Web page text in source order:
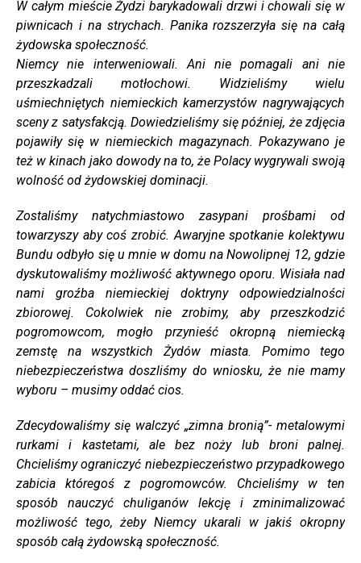
W całym mieście Żydzi barykadowali drzwi i chowali się w
piwnicach i na strychach. Panika rozszerzyła się na całą
żydowska społeczność.
Niemcy nie interweniowali. Ani nie pomagali ani nie
przeszkadzali motłochowi. Widzieliśmy wielu
uśmiechniętych niemieckich kamerzystów nagrywających
sceny z satysfakcją. Dowiedzieliśmy się później, że zdjęcia
pojawiły się w niemieckich magazynach. Pokazywano je
też w kinach jako dowody na to, że Polacy wygrywali swoją
wolność od żydowskiej dominacji.
Zostaliśmy natychmiastowo zasypani prośbami od
towarzyszy aby coś zrobić. Awaryjne spotkanie kolektywu
Bundu odbyło się u mnie w domu na Nowolipnej 12, gdzie
dyskutowaliśmy możliwość aktywnego oporu. Wisiała nad
nami groźba niemieckiej doktryny odpowiedzialności
zbiorowej. Cokolwiek nie zrobimy, aby przeszkodzić
pogromowcom, mogło przynieść okropną niemiecką
zemstę na wszystkich Żydów miasta. Pomimo tego
niebezpieczeństwa doszliśmy do wniosku, że nie mamy
wyboru – musimy oddać cios.
Zdecydowaliśmy się walczyć „zimna bronią”- metalowymi
rurkami i kastetami, ale bez noży lub broni palnej.
Chcieliśmy ograniczyć niebezpieczeństwo przypadkowego
zabicia któregoś z pogromowców. Chcieliśmy w ten
sposób nauczyć chuliganów lekcję i zminimalizować
możliwość tego, żeby Niemcy ukarali w jakiś okropny
sposób całą żydowską społeczność.